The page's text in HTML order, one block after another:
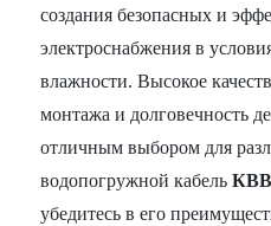
создания безопасных и
электроснабжения в
влажности. Высокое
монтажа и долговечность
отличным выбором для
водопогружной кабель
убедитесь в его